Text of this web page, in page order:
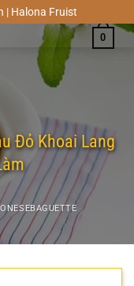
| Halona Fruist
0
Đỏ Khoai Lang